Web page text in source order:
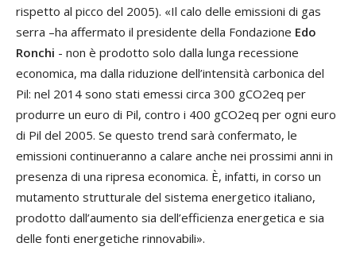
rispetto al picco del 2005). «Il calo delle emissioni di gas
serra –ha affermato il presidente della Fondazione Edo
Ronchi - non è prodotto solo dalla lunga recessione
economica, ma dalla riduzione dell’intensità carbonica del
Pil: nel 2014 sono stati emessi circa 300 gCO2eq per
produrre un euro di Pil, contro i 400 gCO2eq per ogni euro
di Pil del 2005. Se questo trend sarà confermato, le
emissioni continueranno a calare anche nei prossimi anni in
presenza di una ripresa economica. È, infatti, in corso un
mutamento strutturale del sistema energetico italiano,
prodotto dall’aumento sia dell’efficienza energetica e sia
delle fonti energetiche rinnovabili».